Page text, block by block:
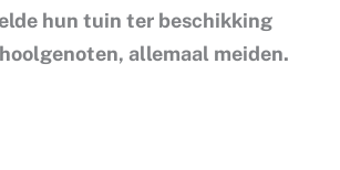
hun tuin ter beschikking
allemaal meiden.